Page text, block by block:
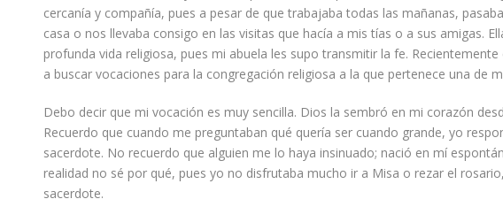
cercanía y compañía, pues a pesar de que trabajaba todas las mañanas,
casa o nos llevaba consigo en las visitas que hacía a mis tías o a sus amigas.
profunda vida religiosa, pues mi abuela les supo transmitir la fe.
a buscar vocaciones para la congregación religiosa a la que pertenece una de
Debo decir que mi vocación es muy sencilla. Dios la sembró en mi corazón
Recuerdo que cuando me preguntaban qué quería ser cuando grande, yo
sacerdote. No recuerdo que alguien me lo haya insinuado; nació en mí
realidad no sé por qué, pues yo no disfrutaba mucho ir a Misa o rezar el
sacerdote.